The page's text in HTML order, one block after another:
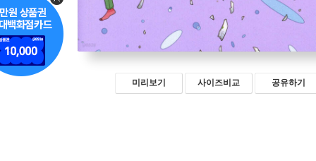
미리보기 사이즈비교 공유하기